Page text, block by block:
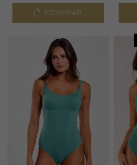
COMPRAR